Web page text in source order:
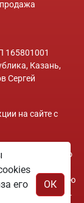
165801001
Казань,
Сергей
на сайте с
исключительно
при каких
дополнительную
на сайте.
его
ОК